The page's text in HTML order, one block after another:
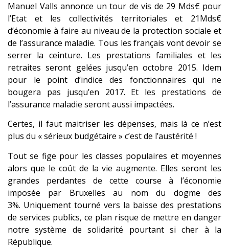
Manuel Valls annonce un tour de vis de 29 Mds€ pour
l’Etat et les collectivités territoriales et 21Mds€
d’économie à faire au niveau de la protection sociale et
de l’assurance maladie. Tous les français vont devoir se
serrer la ceinture. Les prestations familiales et les
retraites seront gelées jusqu’en octobre 2015. Idem
pour le point d’indice des fonctionnaires qui ne
bougera pas jusqu’en 2017. Et les prestations de
l’assurance maladie seront aussi impactées.
Certes, il faut maitriser les dépenses, mais là ce n’est
plus du « sérieux budgétaire » c’est de l’austérité !
Tout se fige pour les classes populaires et moyennes
alors que le coût de la vie augmente. Elles seront les
grandes perdantes de cette course à l’économie
imposée par Bruxelles au nom du dogme des
3%. Uniquement tourné vers la baisse des prestations
de services publics, ce plan risque de mettre en danger
notre système de solidarité pourtant si cher à la
République.